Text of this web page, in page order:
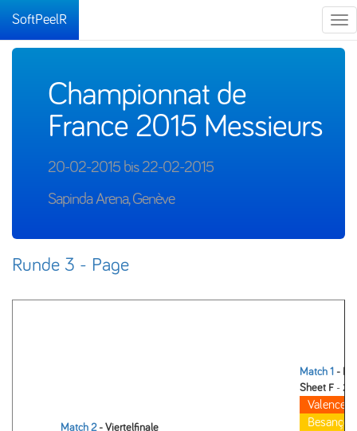
SoftPeelR
Championnat de
France 2015 Messieurs
20-02-2015 bis 22-02-2015
Sapinda Arena, Genève
Runde 3 - Page
Match 1 -
Sheet F -
Valence
Besançon
Match 2- Viertelfinale